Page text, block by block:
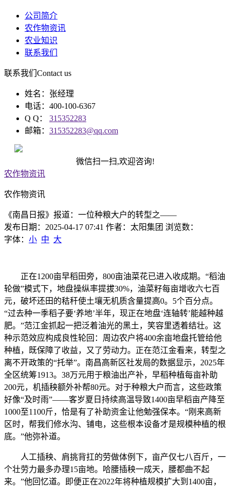
公司简介
农作物资讯
农业知识
联系我们
联系我们 Contact us
姓名：张经理
电话：400-100-6367
Q Q： 315352283
邮箱： 315352283@qq.com
微信扫一扫,欢迎咨询!
农作物资讯
农作物资讯
《南昌日报》报道：一位种粮大户的转型之——
发布日期：2025-04-17 07:41 作者：太阳集团 浏览数：
字体： 小 中 大
正在1200亩早稻田旁，800亩油菜花已进入收成期。“稻油
轮做”模式下，地盘操纵率提拔30%，油菜籽每亩增收六七百
元，破坏还田的秸秆使土壤无机质含量提高0。5个百分点。
“过去种一季稻子要‘养地’半年，现正在地盘‘连轴转’能越种越
肥。”范江金抓起一把泛着油光的黑土，笑容里透着结壮。这
种示范效应构成良性轮回：周边农户将400余亩地盘托管给他
种植，既保障了收益，又了劳动力。正在范江金看来，转型之
离不开政策的“托举”。南昌高新区社发局的数据显示，2025年
全区统筹1913。38万元用于粮油出产补，早稻种植每亩补助
200元，机插秧额外补帮80元。对于种粮大户而言，这些政策
好像“及时雨”——客岁夏日持续高温导致1400亩早稻亩产降至
1000至1100斤，恰是有了补助资金让他勉强保本。“刚来高新
区时，帮我们修水沟、铺电，这些根本设备才是规模种植的根
底。”他弥补道。
人工插秧、肩挑背扛的劳做体例下，亩产仅七八百斤，一
个壮劳力最多办理15亩地。哈腰插秧一成天，腰都曲不起
来。”他回忆道。即便正在2022年将种植规模扩大到1400亩，